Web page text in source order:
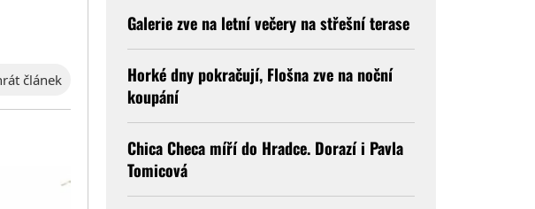
článek
Galerie zve na letní večery na střešní terase
Horké dny pokračují, Flošna zve na noční
koupání
Chica Checa míří do Hradce. Dorazí i Pavla
Tomicová